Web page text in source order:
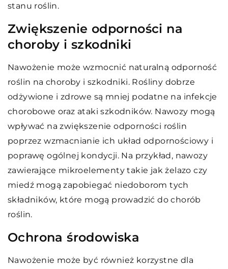
stanu roślin.
Zwiększenie odporności na
choroby i szkodniki
Nawożenie może wzmocnić naturalną odporność
roślin na choroby i szkodniki. Rośliny dobrze
odżywione i zdrowe są mniej podatne na infekcje
chorobowe oraz ataki szkodników. Nawozy mogą
wpływać na zwiększenie odporności roślin
poprzez wzmacnianie ich układ odpornościowy i
poprawę ogólnej kondycji. Na przykład, nawozy
zawierające mikroelementy takie jak żelazo czy
miedź mogą zapobiegać niedoborom tych
składników, które mogą prowadzić do chorób
roślin.
Ochrona środowiska
Nawożenie może być również korzystne dla